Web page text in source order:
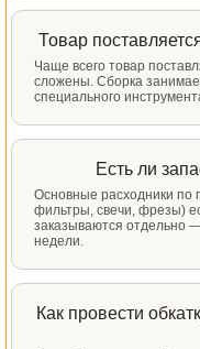
Товар
Чаще всего товар
сложены. Сборка
специального
Есть ли
Основные расходники
фильтры, свечи, фрезы)
заказываются отдельно
недели.
Как провести